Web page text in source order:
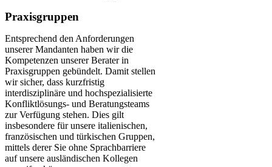
Praxisgruppen
Entsprechend den Anforderungen
unserer Mandanten haben wir die
Kompetenzen unserer Berater in
Praxisgruppen gebündelt. Damit stellen
wir sicher, dass kurzfristig
interdisziplinäre und hochspezialisierte
Konfliktlösungs- und Beratungsteams
zur Verfügung stehen. Dies gilt
insbesondere für unsere italienischen,
französischen und türkischen Gruppen,
mittels derer Sie ohne Sprachbarriere
auf unsere ausländischen Kollegen